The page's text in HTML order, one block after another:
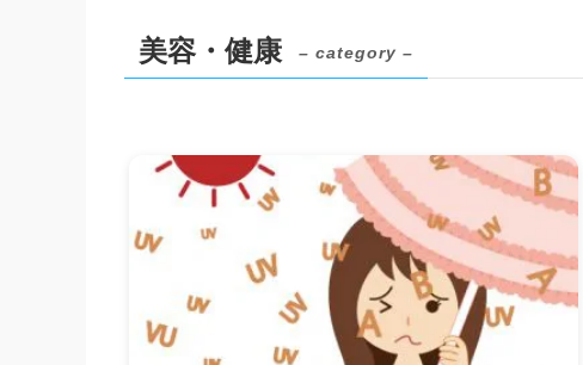
美容・健康 – category –